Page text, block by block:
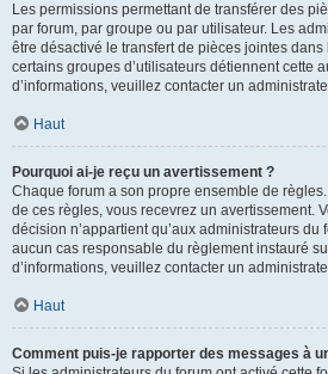
Les permissions permettant de transférer des
par forum, par groupe ou par utilisateur. Les
être désactivé le transfert de pièces jointes
certains groupes d’utilisateurs détiennent cette
d’informations, veuillez contacter un
Haut
Pourquoi ai-je reçu un avertissement ?
Chaque forum a son propre ensemble de
de ces règles, vous recevrez un avertissement.
décision n’appartient qu’aux administrateurs du
aucun cas responsable du règlement instauré
d’informations, veuillez contacter un
Haut
Comment puis-je rapporter des messages à